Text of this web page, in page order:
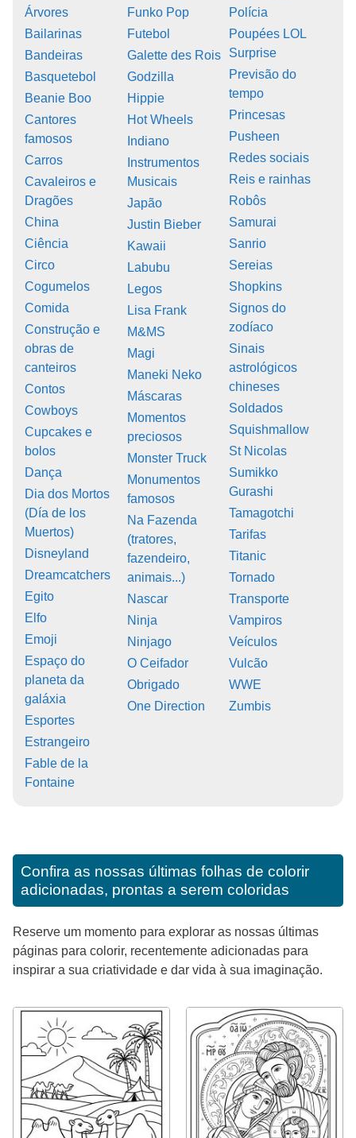
Árvores
Bailarinas
Bandeiras
Basquetebol
Beanie Boo
Cantores
famosos
Carros
Cavaleiros e
Dragões
China
Ciência
Circo
Cogumelos
Comida
Construção e
obras de
canteiros
Contos
Cowboys
Cupcakes e
bolos
Dança
Dia dos Mortos
(Día de los
Muertos)
Disneyland
Dreamcatchers
Egito
Elfo
Emoji
Espaço do
planeta da
galáxia
Esportes
Estrangeiro
Fable de la
Fontaine
Funko Pop
Futebol
Galette des Rois
Godzilla
Hippie
Hot Wheels
Indiano
Instrumentos
Musicais
Japão
Justin Bieber
Kawaii
Labubu
Legos
Lisa Frank
M&MS
Magi
Maneki Neko
Máscaras
Momentos
preciosos
Monster Truck
Monumentos
famosos
Na Fazenda
(tratores,
fazendeiro,
animais...)
Nascar
Ninja
Ninjago
O Ceifador
Obrigado
One Direction
Polícia
Poupées LOL
Surprise
Previsão do
tempo
Princesas
Pusheen
Redes sociais
Reis e rainhas
Robôs
Samurai
Sanrio
Sereias
Shopkins
Signos do
zodíaco
Sinais
astrológicos
chineses
Soldados
Squishmallow
St Nicolas
Sumikko
Gurashi
Tamagotchi
Tarifas
Titanic
Tornado
Transporte
Vampiros
Veículos
Vulcão
WWE
Zumbis
Confira as nossas últimas folhas de colorir
adicionadas, prontas a serem coloridas
Reserve um momento para explorar as nossas últimas
páginas para colorir, recentemente adicionadas para
inspirar a sua criatividade e dar vida à sua imaginação.